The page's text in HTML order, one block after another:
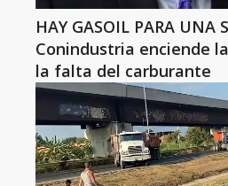
HAY GASOIL PARA UNA
Conindustria enciende
la falta del carburante